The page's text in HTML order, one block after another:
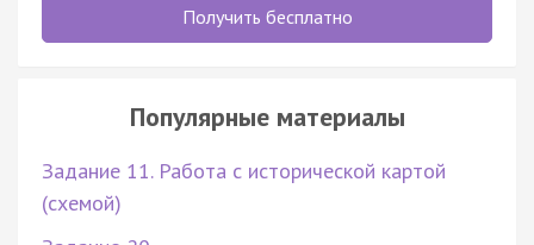
Получить бесплатно
Популярные материалы
Задание 11. Работа с исторической картой
(схемой)